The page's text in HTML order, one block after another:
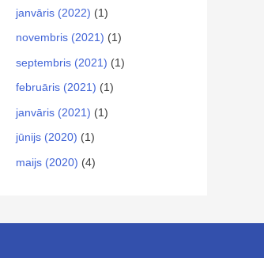
janvāris (2022) (1)
novembris (2021) (1)
septembris (2021) (1)
februāris (2021) (1)
janvāris (2021) (1)
jūnijs (2020) (1)
maijs (2020) (4)